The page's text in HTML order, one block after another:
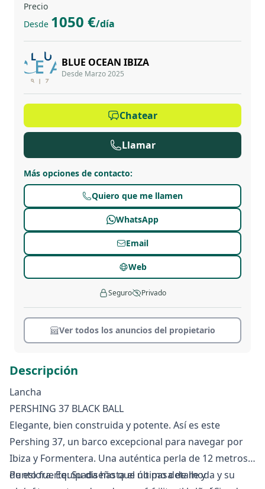
Descripción
Lancha
PERSHING 37 BLACK BALL
Elegante, bien construida y potente. Así es este
Pershing 37, un barco excepcional para navegar por
Ibiza y Formentera. Una auténtica perla de 12 metros
de eslora. Equipada hasta el último detalle y
Punto fuerte: Su diseño que no pasa de moda y su
Precio
Desde 1050 €/día
BLUE OCEAN IBIZA
Desde Marzo 2025
Chatear
Llamar
Más opciones de contacto:
Quiero que me llamen
WhatsApp
Email
Web
Seguro Privado
Ver todos los anuncios del propietario